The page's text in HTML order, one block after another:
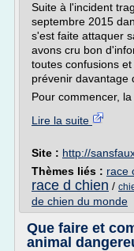
Suite à l'incident
septembre 2015
s'est faite attaquer
avons cru bon
toutes confusions
prévenir davantage
Pour commencer, la
Lire la suite
Site : http://
Thèmes liés : race
race d chien /
de chien du monde
Que faire et
animal